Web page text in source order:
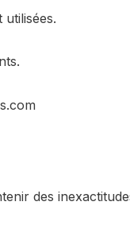
des